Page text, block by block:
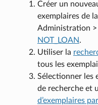
Créer un
exemplaires de
Administration >
NOT_LOAN.
Utiliser la
tous les
Sélectionner les
de recherche et
d’exemplaires